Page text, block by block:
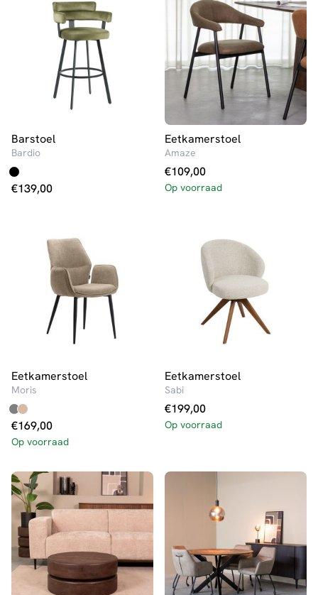
Barstoel
Bardio
€139,00
Eetkamerstoel
Amaze
€109,00
Op voorraad
Eetkamerstoel
Moris
€169,00
Op voorraad
Eetkamerstoel
Sabi
€199,00
Op voorraad